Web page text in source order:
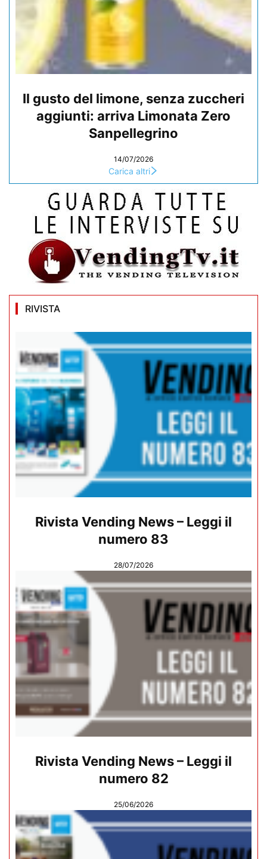
Il gusto del limone, senza zuccheri
aggiunti: arriva Limonata Zero
Sanpellegrino
14/07/2026
Carica altri
RIVISTA
Rivista Vending News – Leggi il
numero 83
28/07/2026
Rivista Vending News – Leggi il
numero 82
25/06/2026